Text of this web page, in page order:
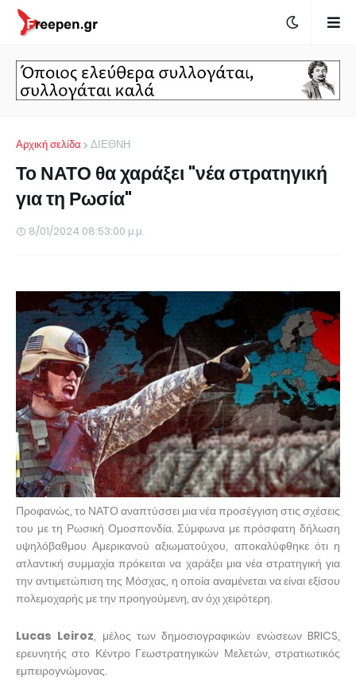
Αρχική σελίδα ΔΙΕΘΝΗ
Το ΝΑΤΟ θα χαράξει "νέα στρατηγική
για τη Ρωσία"
8/01/2024 08:53:00 μ.μ.
Προφανώς, το ΝΑΤΟ αναπτύσσει μια νέα προσέγγιση στις σχέσεις
του με τη Ρωσική Ομοσπονδία. Σύμφωνα με πρόσφατη δήλωση
υψηλόβαθμου Αμερικανού αξιωματούχου, αποκαλύφθηκε ότι η
ατλαντική συμμαχία πρόκειται να χαράξει μια νέα στρατηγική για
την αντιμετώπιση της Μόσχας, η οποία αναμένεται να είναι εξίσου
πολεμοχαρής με την προηγούμενη, αν όχι χειρότερη.
Lucas Leiroz, μέλος των δημοσιογραφικών ενώσεων BRICS,
ερευνητής στο Κέντρο Γεωστρατηγικών Μελετών, στρατιωτικός
εμπειρογνώμονας.